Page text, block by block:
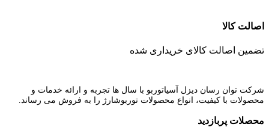
اصالت کالا
تضمین اصالت کالای خریداری شده
شرکت توان رسان دیزل آسیاتوربو با سال ها تجربه و ارائه خدمات و
محصولات با کیفیت، انواع محصولات توربوشارژ را به فروش می رساند.
محصلات پربازدید